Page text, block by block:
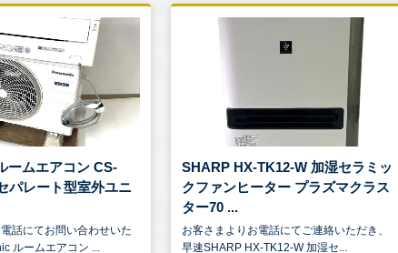
ームエアコン CS-
パレート型室外ユニ
話にてお問い合わせいた
ルームエアコン ...
SHARP HX-TK12-W 加湿セラミッ
クファンヒーター プラズマクラス
ター70 ...
お客さまよりお電話にてご連絡いただき、
早速SHARP HX-TK12-W 加湿セ...